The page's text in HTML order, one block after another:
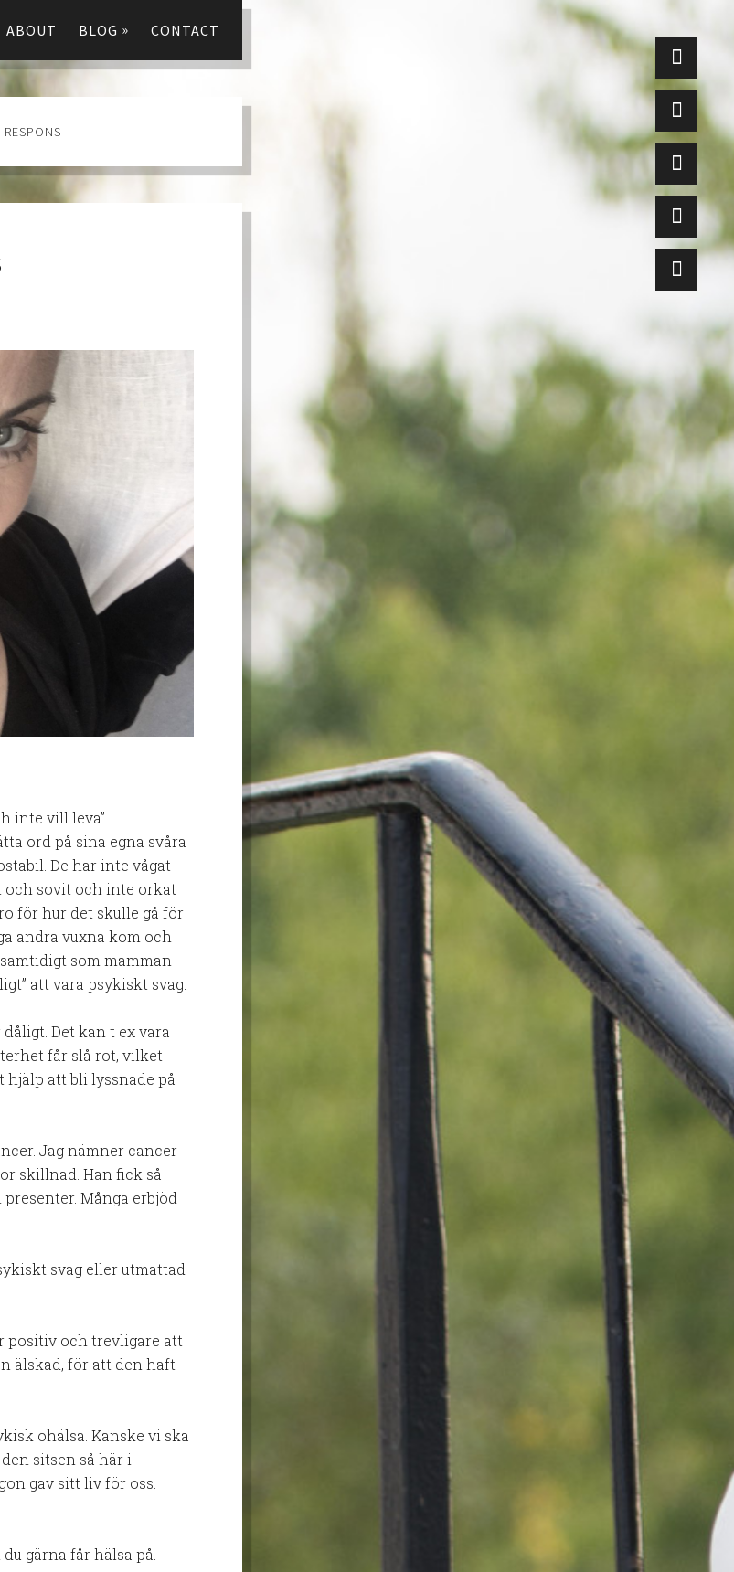
ABOUT BLOG » CONTACT
RESPONS
inte vill leva”
ord på sina egna svåra
De har inte vågat
och sovit och inte orkat
för hur det skulle gå för
andra vuxna kom och
som mamman
att vara psykiskt svag.
Det kan t ex vara
får slå rot, vilket
hjälp att bli lyssnade på
Jag nämner cancer
skillnad. Han fick så
Många erbjöd
svag eller utmattad
positiv och trevligare att
älskad, för att den haft
ohälsa. Kanske vi ska
sitsen så här i
gav sitt liv för oss.
gärna får hälsa på.